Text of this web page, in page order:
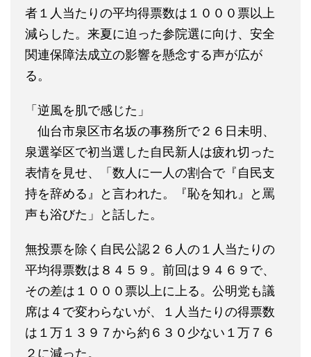
者１人当たりの平均得票数は１０００票以上
減らした。来夏に迫った参院選に向け、安全
関連保障法成立の影響を懸念する声が広が
る。
「逆風を肌で感じた」
仙台市泉区市名坂の事務所で２６日未明、
泉選挙区で初当選した自民新人は疲れ切った
表情を見せ、「数人に一人の割合で『自民支
持を辞める』と言われた。『恥を知れ』と罵
声も浴びた」と話した。
無投票を除く自民公認２６人の１人当たりの
平均得票数は８４５９。前回は９４６９で、
その差は１０００票以上に上る。公明党も議
席は４で変わらないが、１人当たりの得票数
は１万１３９７から約６３０少ない１万７６
２に減った。